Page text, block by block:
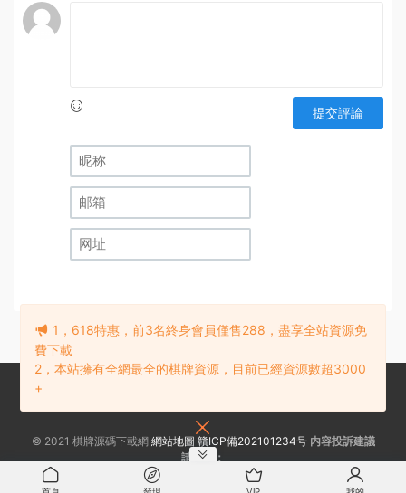
提交評論
© 2021 棋牌源碼下載網 網站地圖 贛ICP備202101234号 内容投訴建議
請聯系：
1，618特惠，前3名終身會員僅售288，盡享全站資源免
費下載
2，本站擁有全網最全的棋牌資源，目前已經資源數超3000
+